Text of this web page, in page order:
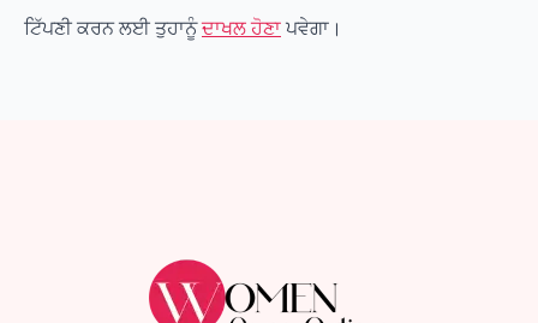
ਟਿੱਪਣੀ ਕਰਨ ਲਈ ਤੁਹਾਨੂੰਦਾਖਲ ਹੋਣਾਪਵੇਗਾ।